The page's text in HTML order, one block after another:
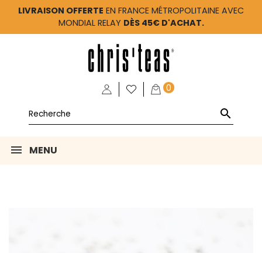
LIVRAISON OFFERTE EN FRANCE MÉTROPOLITAINE AVEC
MONDIAL RELAY DÈS 45€ D'ACHAT.
0

MENU